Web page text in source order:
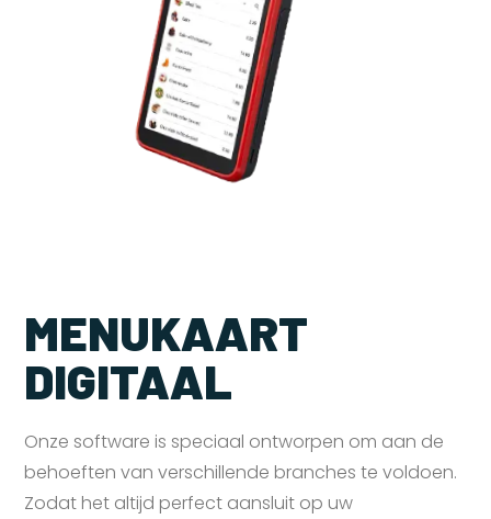
MENUKAART
DIGITAAL
Onze software is speciaal ontworpen om aan de
behoeften van verschillende branches te voldoen.
Zodat het altijd perfect aansluit op uw